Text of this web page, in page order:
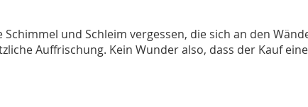
und Schleim vergessen, die sich an den
Auffrischung. Kein Wunder also, dass der Kauf